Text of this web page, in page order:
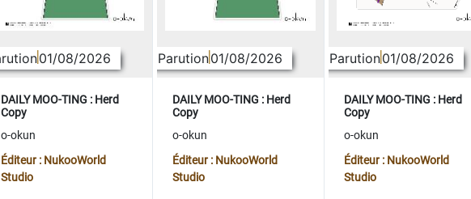
01/08/2026
DAILY MOO-TING : Herd
Copy
o-okun
Éditeur : NukooWorld
Studio
Parution01/08/2026
DAILY MOO-TING : Herd
Copy
o-okun
Éditeur : NukooWorld
Studio
Parution01/08/2026
DAILY MOO-TING : Herd
Copy
o-okun
Éditeur : NukooWorld
Studio